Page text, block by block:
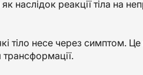
наслідок реакції тіла на
тіло несе через симптом.